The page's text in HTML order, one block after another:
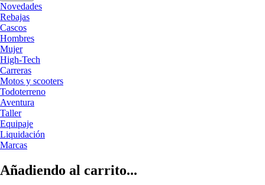
Novedades
Rebajas
Cascos
Hombres
Mujer
High-Tech
Carreras
Motos y scooters
Todoterreno
Aventura
Taller
Equipaje
Liquidación
Marcas
Añadiendo al carrito...